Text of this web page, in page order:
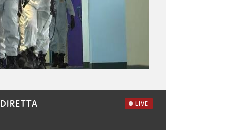
DIRETTA LIVE